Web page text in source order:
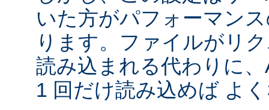
いた方がパフォーマン
ります。ファイルがリ
読み込まれる代わりに
1 回だけ読み込めば よ